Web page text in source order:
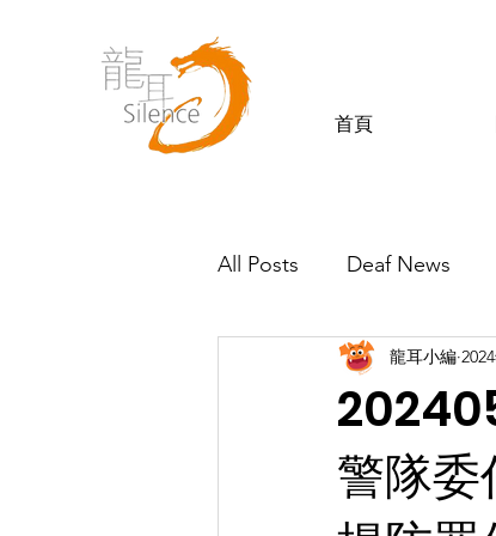
首頁
All Posts Deaf News
Silence’s Friends
警隊
龍耳小編